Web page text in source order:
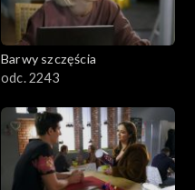
Barwy szczęścia
odc. 2243